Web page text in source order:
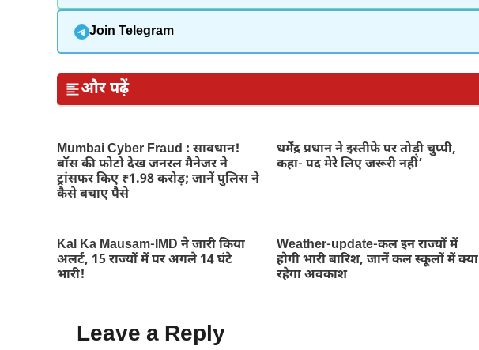
Join Telegram
और पढ़ें
Mumbai Cyber Fraud : सावधान!
बॉस की फोटो देख जनरल मैनेजर ने
ट्रांसफर किए ₹1.98 करोड़; जानें पुलिस ने
कैसे बचाए पैसे
धर्मेंद्र प्रधान ने इस्तीफे पर तोड़ी चुप्पी,
कहा- पद मेरे लिए जरूरी नहीं’
Kal Ka Mausam-IMD ने जारी किया
अलर्ट, 15 राज्यों में पर अगले 14 घंटे
भारी!
Weather-update-कल इन राज्यों में
होगी भारी बारिश, जानें कल स्कूलों में क्या
रहेगा अवकाश
Leave a Reply